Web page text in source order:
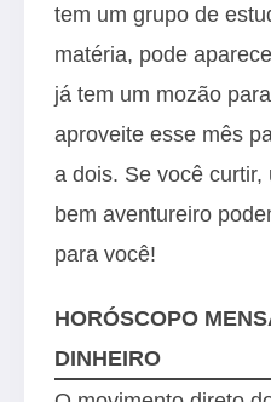
tem um grupo de
matéria, pode
já tem um mozão
aproveite esse mês
a dois. Se você
bem aventureiro
para você!
HORÓSCOPO
DINHEIRO